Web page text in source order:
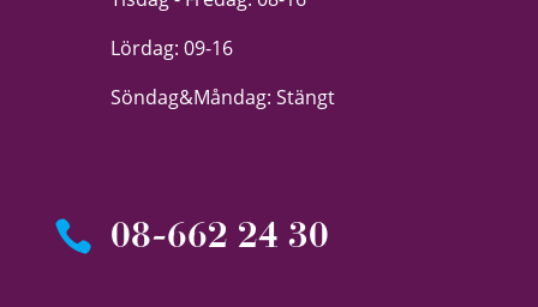
Lördag: 09-16
Söndag&Måndag: Stängt
 08-662 24 30